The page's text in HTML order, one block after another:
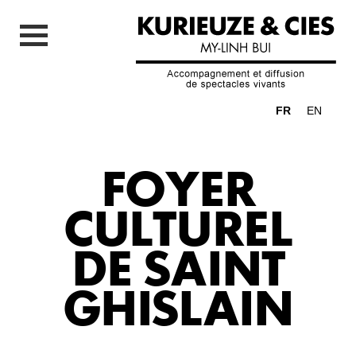
FR EN
FOYER
CULTUREL
DE SAINT
GHISLAIN